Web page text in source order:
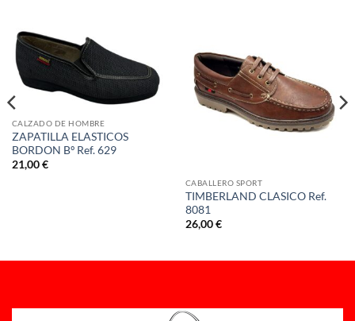
CALZADO DE HOMBRE
ZAPATILLA ELASTICOS
BORDON Bº Ref. 629
21,00€
CABALLERO SPORT
TIMBERLAND CLASICO Ref.
8081
26,00€